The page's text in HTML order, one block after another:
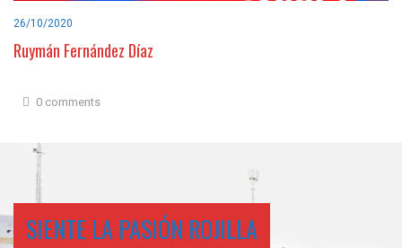
26/10/2020
Ruymán Fernández Díaz
0 comments
SIENTE LA PASIÓN ROJILLA